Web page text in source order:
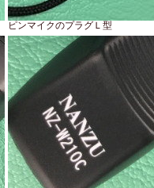
ピンマイクのプラグＬ型